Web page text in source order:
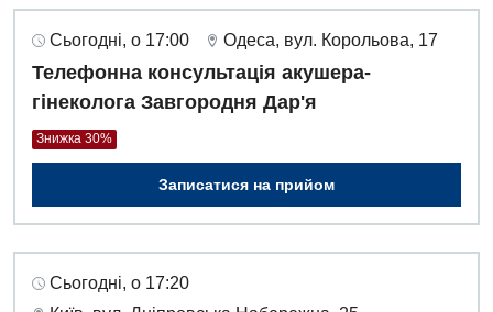
Сьогодні, о 17:00 Одеса, вул. Корольова, 17
Телефонна консультація акушера-
гінеколога Завгородня Дар'я
Знижка 30%
Записатися на прийом
Сьогодні, о 17:20